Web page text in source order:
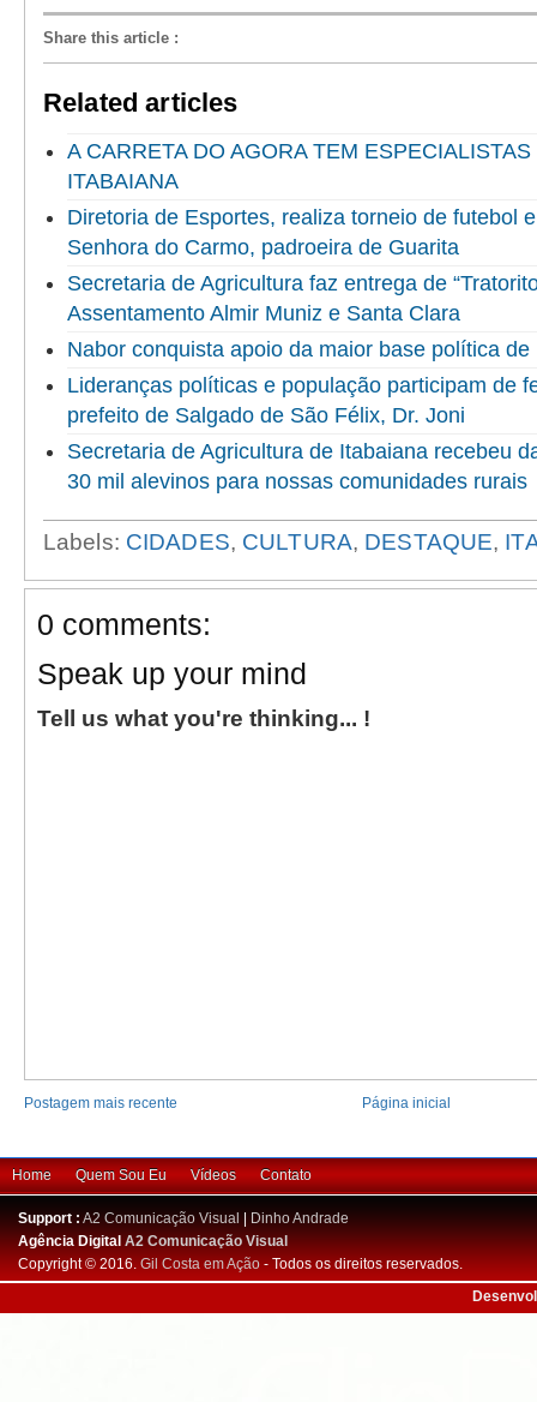
Share this article :
Related articles
A CARRETA DO AGORA TEM
ITABAIANA
Diretoria de Esportes, realiza torneio de futebol
Senhora do Carmo, padroeira de Guarita
Secretaria de Agricultura faz entrega de
Assentamento Almir Muniz e Santa Clara
Nabor conquista apoio da maior base política de
Lideranças políticas e população participam de
prefeito de Salgado de São Félix, Dr. Joni
Secretaria de Agricultura de Itabaiana recebeu
30 mil alevinos para nossas comunidades rurais
Labels: CIDADES, CULTURA, DESTAQUE,
0 comments:
Speak up your mind
Tell us what you're thinking... !
Postagem mais recente Página inicial
Home Quem Sou Eu Vídeos Contato
Support : A2 Comunicação Visual
Dinho Andrade
Agência DigitalA2 Comunicação Visual
Copyright © 2016. Gil Costa em Ação - Todos os direitos reservados.